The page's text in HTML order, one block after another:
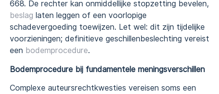
668. De rechter kan onmiddellijke stopzetting bevelen,
beslag laten leggen of een voorlopige
schadevergoeding toewijzen. Let wel: dit zijn tijdelijke
voorzieningen; definitieve geschillenbeslechting vereist
een bodemprocedure.
Bodemprocedure bij fundamentele meningsverschillen
Complexe auteursrechtkwesties vereisen soms een